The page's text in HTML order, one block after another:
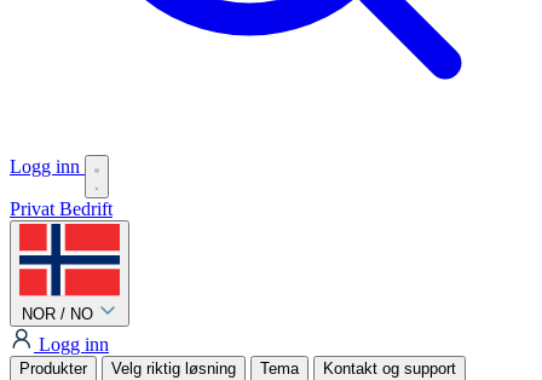
Logg inn
Privat Bedrift
NOR / NO
Logg inn
Produkter Velg riktig løsning Tema Kontakt og support